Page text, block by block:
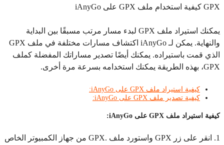
GPX كيفية استخدام ملف GPX على iAnyGo
يمكنك استيراد ملف GPX لبدء مسار مرتب مسبقًا بين البداية
والنهاية. يمكن لـ iAnyGo اكتشاف مسارات مختلفة في ملف GPX
الذي قمت باستيراده. يمكنك أيضًا تصدير مساراتك المفضلة كملف
GPX، بهذه الطريقة يمكنك استخدامه بسرعة مرة أخرى.
كيفية استيراد ملف GPX على iAnyGo:
كيفية تصدير ملف GPX على iAnyGo:
كيفية استيراد ملف GPX على iAnyGo:
1. انقر على زر GPX واستورد ملف .GPX من جهاز الكمبيوتر الخاص